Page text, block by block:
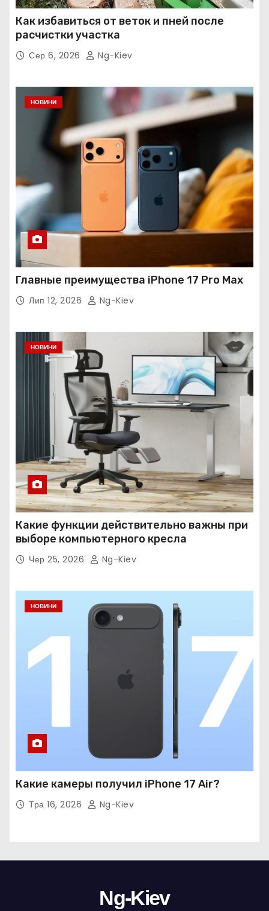
Как избавиться от веток и пней после
расчистки участка
Сер 6, 2026 Ng-Kiev
НОВИНИ
Главные преимущества iPhone 17 Pro Max
Лип 12, 2026 Ng-Kiev
НОВИНИ
Какие функции действительно важны при
выборе компьютерного кресла
Чер 25, 2026 Ng-Kiev
НОВИНИ
Какие камеры получил iPhone 17 Air?
Тра 16, 2026 Ng-Kiev
Ng-Kiev